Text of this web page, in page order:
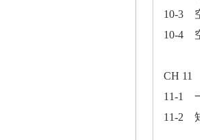
10-3
10-4
CH 11
11-1
11-2